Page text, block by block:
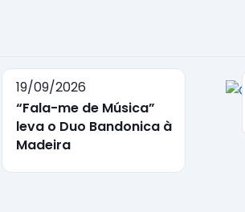
19/09/2026
“Fala-me de Música”
leva o Duo Bandonica à
Madeira